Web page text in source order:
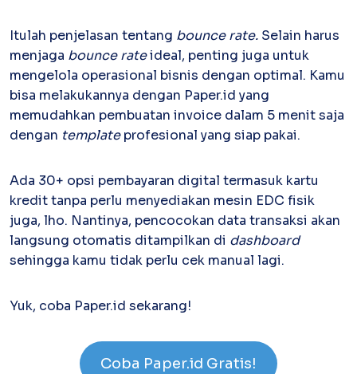
Itulah penjelasan tentang bounce rate. Selain harus
menjaga bounce rateideal, penting juga untuk
mengelola operasional bisnis dengan optimal. Kamu
bisa melakukannya dengan Paper.id yang
memudahkan pembuatan invoice dalam 5 menit saja
dengan templateprofesional yang siap pakai.
Ada 30+ opsi pembayaran digital termasuk kartu
kredit tanpa perlu menyediakan mesin EDC fisik
juga, lho. Nantinya, pencocokan data transaksi akan
langsung otomatis ditampilkan di dashboard
sehingga kamu tidak perlu cek manual lagi.
Yuk, coba Paper.id sekarang!
Coba Paper.id Gratis!